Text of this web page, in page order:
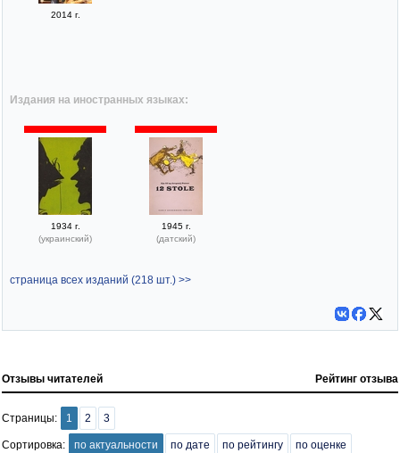
2014 г.
Издания на иностранных языках:
1934 г.
(украинский)
1945 г.
(датский)
страница всех изданий (218 шт.) >>
Отзывы читателей Рейтинг отзыва
Страницы: 1 2 3
Сортировка: по актуальности по дате по рейтингу по оценке